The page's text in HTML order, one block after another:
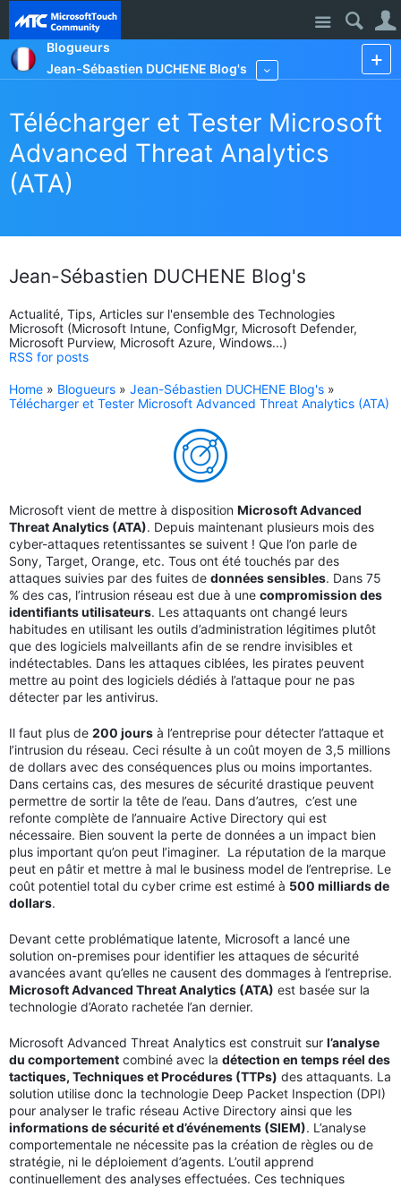
Site
Blogueurs
Jean-Sébastien DUCHENE Blog's
Télécharger et Tester Microsoft
Advanced Threat Analytics
(ATA)
Jean-Sébastien DUCHENE Blog's
Actualité, Tips, Articles sur l'ensemble des Technologies
Microsoft (Microsoft Intune, ConfigMgr, Microsoft Defender,
Microsoft Purview, Microsoft Azure, Windows...)
RSS for posts
Home » Blogueurs » Jean-Sébastien DUCHENE Blog's »
Télécharger et Tester Microsoft Advanced Threat Analytics (ATA)
Microsoft vient de mettre à disposition Microsoft Advanced
Threat Analytics (ATA). Depuis maintenant plusieurs mois des
cyber-attaques retentissantes se suivent ! Que l’on parle de
Sony, Target, Orange, etc. Tous ont été touchés par des
attaques suivies par des fuites de données sensibles. Dans 75
% des cas, l’intrusion réseau est due à une compromission des
identifiants utilisateurs. Les attaquants ont changé leurs
habitudes en utilisant les outils d’administration légitimes plutôt
que des logiciels malveillants afin de se rendre invisibles et
indétectables. Dans les attaques ciblées, les pirates peuvent
mettre au point des logiciels dédiés à l’attaque pour ne pas
détecter par les antivirus.
Il faut plus de 200 jours à l’entreprise pour détecter l’attaque et
l’intrusion du réseau. Ceci résulte à un coût moyen de 3,5 millions
de dollars avec des conséquences plus ou moins importantes.
Dans certains cas, des mesures de sécurité drastique peuvent
permettre de sortir la tête de l’eau. Dans d’autres, c’est une
refonte complète de l’annuaire Active Directory qui est
nécessaire. Bien souvent la perte de données a un impact bien
plus important qu’on peut l’imaginer. La réputation de la marque
peut en pâtir et mettre à mal le business model de l’entreprise. Le
coût potentiel total du cyber crime est estimé à 500 milliards de
dollars.
Devant cette problématique latente, Microsoft a lancé une
solution on-premises pour identifier les attaques de sécurité
avancées avant qu’elles ne causent des dommages à l’entreprise.
Microsoft Advanced Threat Analytics (ATA) est basée sur la
technologie d’Aorato rachetée l’an dernier.
Microsoft Advanced Threat Analytics est construit sur l’analyse
du comportement combiné avec la détection en temps réel des
tactiques, Techniques et Procédures (TTPs) des attaquants. La
solution utilise donc la technologie Deep Packet Inspection (DPI)
pour analyser le trafic réseau Active Directory ainsi que les
informations de sécurité et d’événements (SIEM). L’analyse
comportementale ne nécessite pas la création de règles ou de
stratégie, ni le déploiement d’agents. L’outil apprend
continuellement des analyses effectuées. Ces techniques